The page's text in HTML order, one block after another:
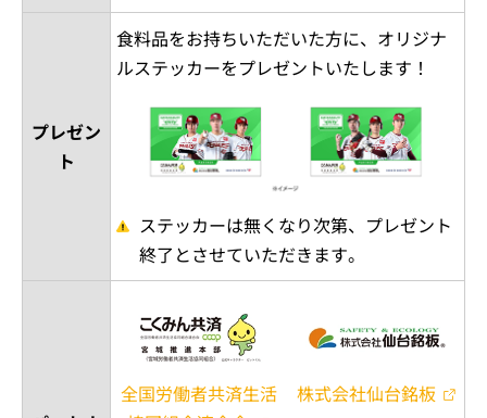
プレゼン
ト
食料品をお持ちいただいた方に、オリジナ
ルステッカーをプレゼントいたします！
ステッカーは無くなり次第、プレゼント
終了とさせていただきます。
全国労働者共済生活
株式会社仙台銘板